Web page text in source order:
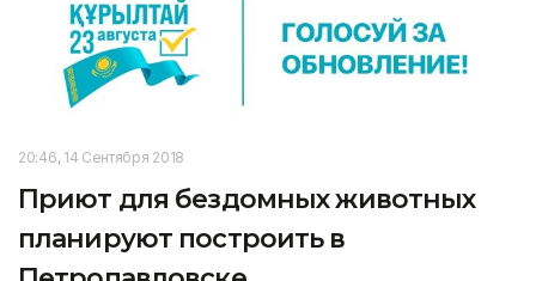
20:46, 14 Сентября 2018
Приют для бездомных животных
планируют построить в